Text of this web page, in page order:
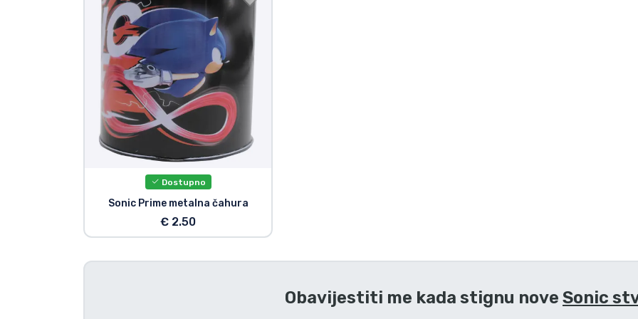
Dostupno
Sonic Prime metalna čahura
€ 2.50
Obavijestiti me kada stignu nove Sonic
TV serija proizvodi
Film proizvodi
Crtani proizvodi
Anime proizvodi
Glazbeni proizvodi